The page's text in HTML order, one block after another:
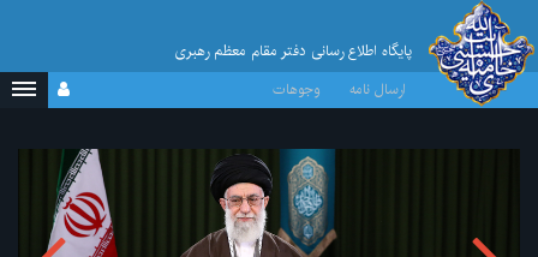
پایگاه اطلاع رسانی دفتر مقام معظم رهبری
ارسال نامه
وجوهات